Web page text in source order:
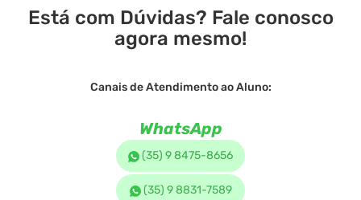
Está com Dúvidas? Fale conosco
agora mesmo!
Canais de Atendimento ao Aluno:
WhatsApp
(35) 9 8475-8656
(35) 9 8831-7589